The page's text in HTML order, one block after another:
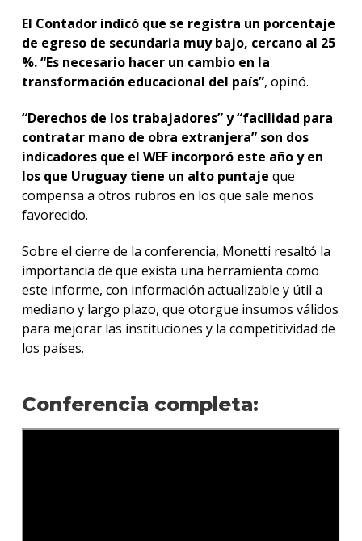
El Contador indicó que se registra un porcentaje
de egreso de secundaria muy bajo, cercano al 25
%. “Es necesario hacer un cambio en la
transformación educacional del país”, opinó.
“Derechos de los trabajadores” y “facilidad para
contratar mano de obra extranjera” son dos
indicadores que el WEF incorporó este año y en
los que Uruguay tiene un alto puntaje que
compensa a otros rubros en los que sale menos
favorecido.
Sobre el cierre de la conferencia, Monetti resaltó la
importancia de que exista una herramienta como
este informe, con información actualizable y útil a
mediano y largo plazo, que otorgue insumos válidos
para mejorar las instituciones y la competitividad de
los países.
Conferencia completa: